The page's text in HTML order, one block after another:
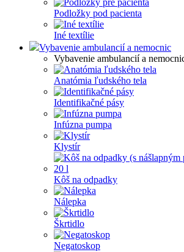
Podložky pod pacienta
Iné textílie
Vybavenie ambulancií a nemocnic
Vybavenie ambulancií a
Anatómia ľudského tela
Identifikačné pásy
Infúzna pumpa
Klystír
Kôš na odpadky
Nálepka
Škrtidlo
Negatoskop